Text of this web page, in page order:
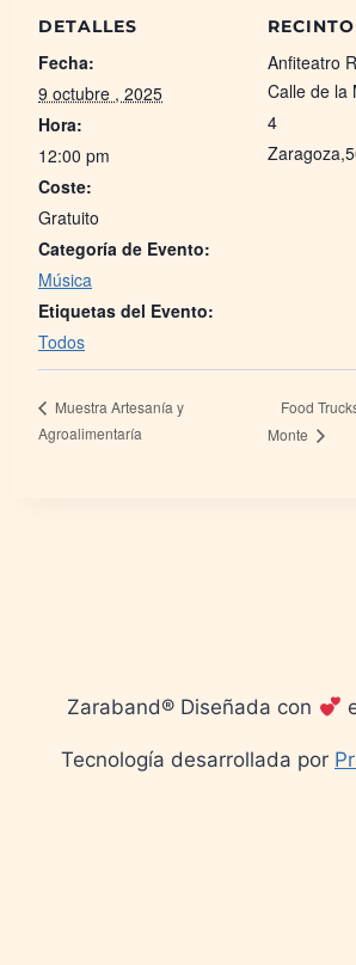
DETALLES
Fecha:
9 octubre , 2025
Hora:
12:00 pm
Coste:
Gratuito
Categoría de Evento:
Música
Etiquetas del Evento:
Todos
RECINTO
Anfiteatro
Calle de la
4
Zaragoza,
Muestra Artesanía y
Agroalimentaría
Food
Monte
Zaraband® Diseñada con
Tecnología desarrollada por